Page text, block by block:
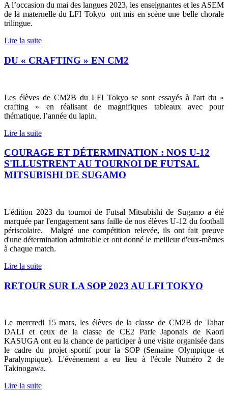
A l’occasion du mai des langues 2023, les enseignantes et les ASEM
de la maternelle du LFI Tokyo
ont mis en scène une belle chorale
trilingue.
Lire la suite
DU « CRAFTING » EN CM2
Les élèves de CM2B du LFI Tokyo se sont essayés à l'art du «
crafting » en réalisant de magnifiques tableaux avec pour
thématique, l’année du lapin.
Lire la suite
COURAGE ET DÉTERMINATION : NOS U-12
S'ILLUSTRENT AU TOURNOI DE FUTSAL
MITSUBISHI DE SUGAMO
L'édition 2023 du tournoi de Futsal Mitsubishi de Sugamo a été
marquée par l'engagement sans faille de nos élèves U-12 du football
périscolaire. Malgré une compétition relevée, ils ont fait preuve
d'une détermination admirable et ont donné le meilleur d'eux-mêmes
à chaque match.
Lire la suite
RETOUR SUR LA SOP 2023 AU LFI TOKYO
Le mercredi 15 mars, les élèves de la classe de CM2B de Tahar
DALI et ceux de la classe de CE2 Parle Japonais de Kaori
KASUGA ont eu la chance de participer à une visite organisée dans
le cadre du projet sportif pour la SOP (Semaine Olympique et
Paralympique). L'événement a eu lieu à l'école Numéro 2 de
Takinogawa.
Lire la suite